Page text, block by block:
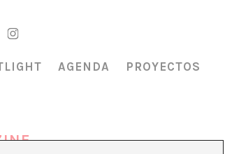
AGENDA PROYECTOS